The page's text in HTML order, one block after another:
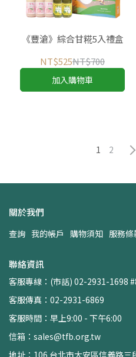
《豐滄》綜合甘糀5入禮盒
NT$525NT$700
加入購物車
1 2
關於我們
查詢 我的帳戶 購物須知 服務條
聯絡資訊
客服專線：(市話) 02-2931-1698
客服傳真：02-2931-6869
客服時間：早上9:00 - 下午6:00
信箱：sales@tfb.org.tw
地址：106 台北市大安區信義路三